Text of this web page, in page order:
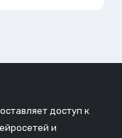
доступ к
и